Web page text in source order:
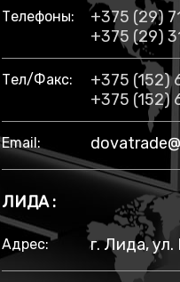
Телефоны:
+375 (29)
+375 (29)
Тел/факс:
+375 (152)
+375 (152)
Email:
ЛИДА :
Адрес: г. Лида,